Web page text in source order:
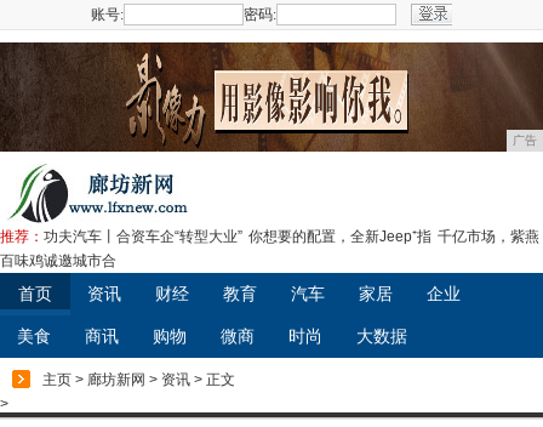
账号: 密码:
广告
推荐： 功夫汽车丨合资车企“转型大业” 你想要的配置，全新Jeep⁺指 千亿市场，紫燕
百味鸡诚邀城市合
首页 资讯 财经 教育 汽车 家居 企业
美食 商讯 购物 微商 时尚 大数据
主页 > 廊坊新网 > 资讯 > 正文
>